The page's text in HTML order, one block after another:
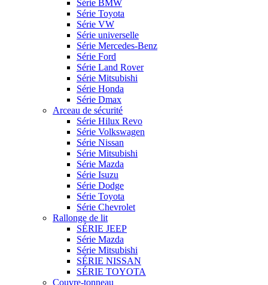
Série BMW
Série Toyota
Série VW
Série universelle
Série Mercedes-Benz
Série Ford
Série Land Rover
Série Mitsubishi
Série Honda
Série Dmax
Arceau de sécurité
Série Hilux Revo
Série Volkswagen
Série Nissan
Série Mitsubishi
Série Mazda
Série Isuzu
Série Dodge
Série Toyota
Série Chevrolet
Rallonge de lit
SÉRIE JEEP
Série Mazda
Série Mitsubishi
SÉRIE NISSAN
SÉRIE TOYOTA
Couvre-tonneau